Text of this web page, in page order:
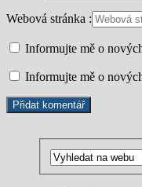
Webová stránka :
Informujte mě o
Informujte mě o